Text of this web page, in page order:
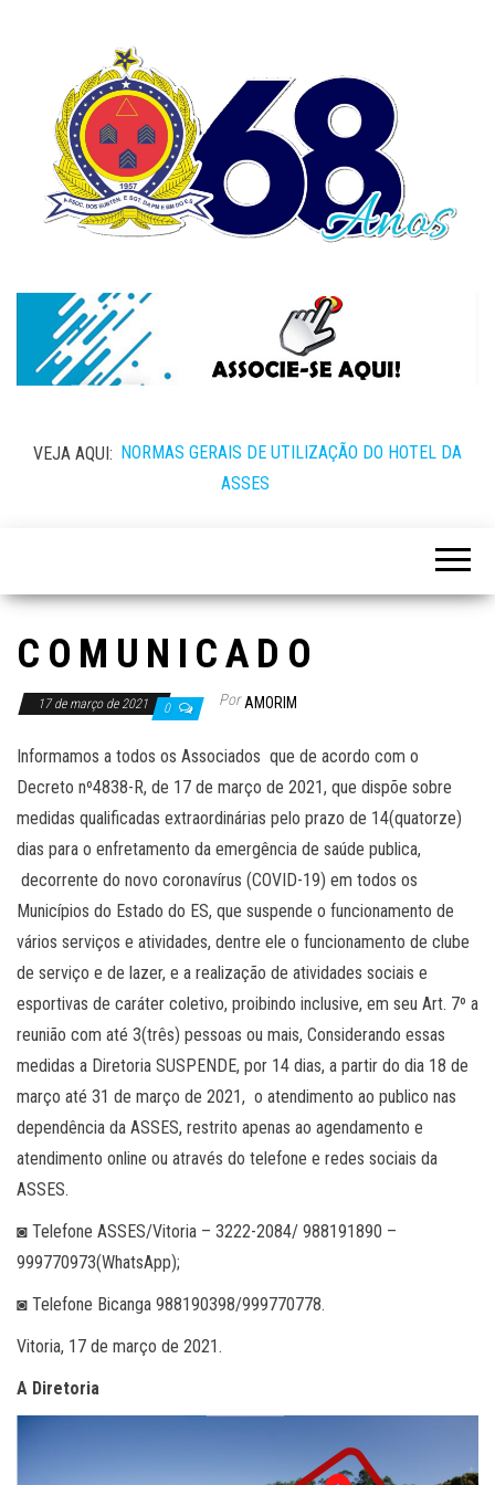
VEJA AQUI: NORMAS GERAIS DE UTILIZAÇÃO DO HOTEL DA
ASSES
C O M U N I C A D O
17 de março de 2021 0 Por AMORIM
Informamos a todos os Associados que de acordo com o
Decreto nº4838-R, de 17 de março de 2021, que dispõe sobre
medidas qualificadas extraordinárias pelo prazo de 14(quatorze)
dias para o enfretamento da emergência de saúde publica,
decorrente do novo coronavírus (COVID-19) em todos os
Municípios do Estado do ES, que suspende o funcionamento de
vários serviços e atividades, dentre ele o funcionamento de clube
de serviço e de lazer, e a realização de atividades sociais e
esportivas de caráter coletivo, proibindo inclusive, em seu Art. 7º a
reunião com até 3(três) pessoas ou mais, Considerando essas
medidas a Diretoria SUSPENDE, por 14 dias, a partir do dia 18 de
março até 31 de março de 2021, o atendimento ao publico nas
dependência da ASSES, restrito apenas ao agendamento e
atendimento online ou através do telefone e redes sociais da
ASSES.
◙ Telefone ASSES/Vitoria – 3222-2084/ 988191890 –
999770973(WhatsApp);
◙ Telefone Bicanga 988190398/999770778.
Vitoria, 17 de março de 2021.
A Diretoria